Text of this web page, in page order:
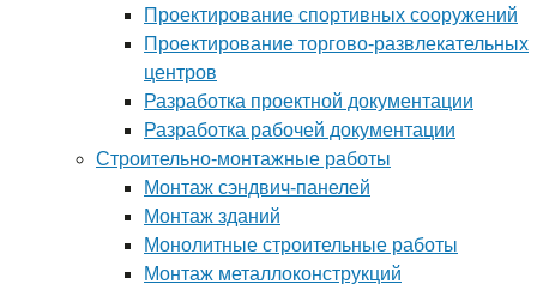
Проектирование спортивных сооружений
Проектирование торгово-развлекательных
центров
Разработка проектной документации
Разработка рабочей документации
Строительно-монтажные работы
Монтаж сэндвич-панелей
Монтаж зданий
Монолитные строительные работы
Монтаж металлоконструкций